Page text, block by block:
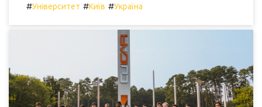
#Університет #Київ #Україна